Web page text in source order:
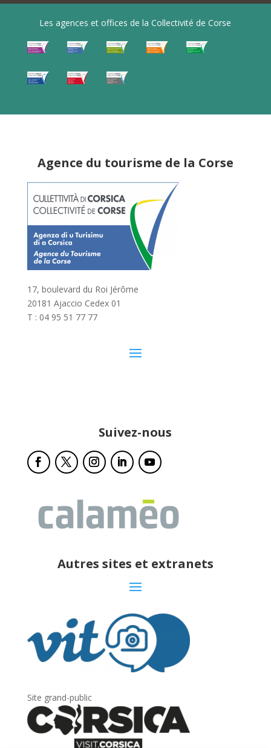
Les agences et offices de la Collectivité de Corse
Agence du tourisme de la Corse
17, boulevard du Roi Jérôme
20181 Ajaccio Cedex 01
T : 04 95 51 77 77
Suivez-nous
Autres sites et extranets
Site grand-public